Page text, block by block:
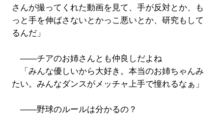
さんが撮ってくれた動画を見て、手が反対とか、も
っと手を伸ばさないとかっこ悪いとか、研究もして
るんだ」
――チアのお姉さんとも仲良しだよね
「みんな優しいから大好き。本当のお姉ちゃんみ
たい。みんなダンスがメッチャ上手で憧れるなぁ」
――野球のルールは分かるの？